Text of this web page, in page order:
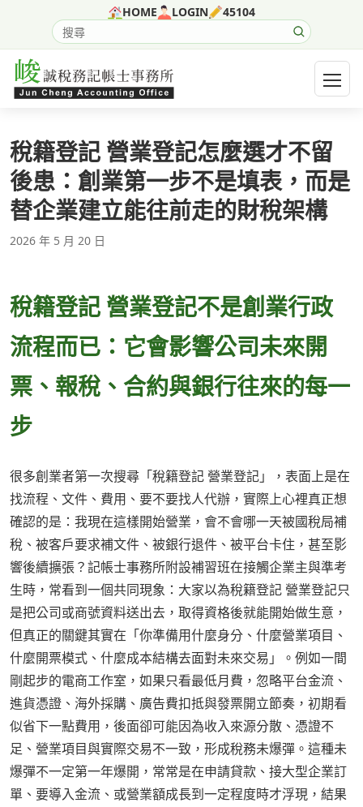
HOME LOGIN 45104
搜尋網站內容
開啟
稅籍登記 營業登記怎麼選才不留
後患：創業第一步不是填表，而是
替企業建立能往前走的財稅架構
2026 年 5 月 20 日
稅籍登記 營業登記不是創業行政
流程而已：它會影響公司未來開
票、報稅、合約與銀行往來的每一
步
很多創業者第一次搜尋「稅籍登記 營業登記」，表面上是在
找流程、文件、費用、要不要找人代辦，實際上心裡真正想
確認的是：我現在這樣開始營業，會不會哪一天被國稅局補
稅、被客戶要求補文件、被銀行退件、被平台卡住，甚至影
響後續擴張？記帳士事務所附設補習班在接觸企業主與準考
生時，常看到一個共同現象：大家以為稅籍登記 營業登記只
是把公司或商號資料送出去，取得資格後就能開始做生意，
但真正的關鍵其實在「你準備用什麼身分、什麼營業項目、
什麼開票模式、什麼成本結構去面對未來交易」。例如一間
剛起步的電商工作室，如果只看最低月費，忽略平台金流、
進貨憑證、海外採購、廣告費扣抵與發票開立節奏，初期看
似省下一點費用，後面卻可能因為收入來源分散、憑證不
足、營業項目與實際交易不一致，形成稅務未爆彈。這種未
爆彈不一定第一年爆開，常常是在申請貸款、接大型企業訂
單、要導入金流、或營業額成長到一定程度時才浮現，結果